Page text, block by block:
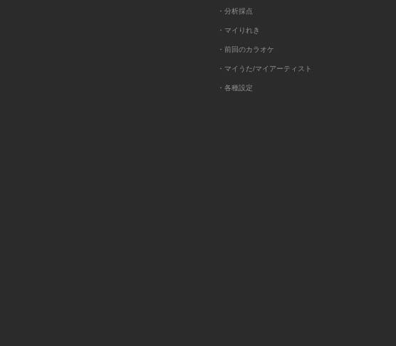
・分析採点
・マイりれき
・前回のカラオケ
・マイうた/マイアーティスト
・各種設定